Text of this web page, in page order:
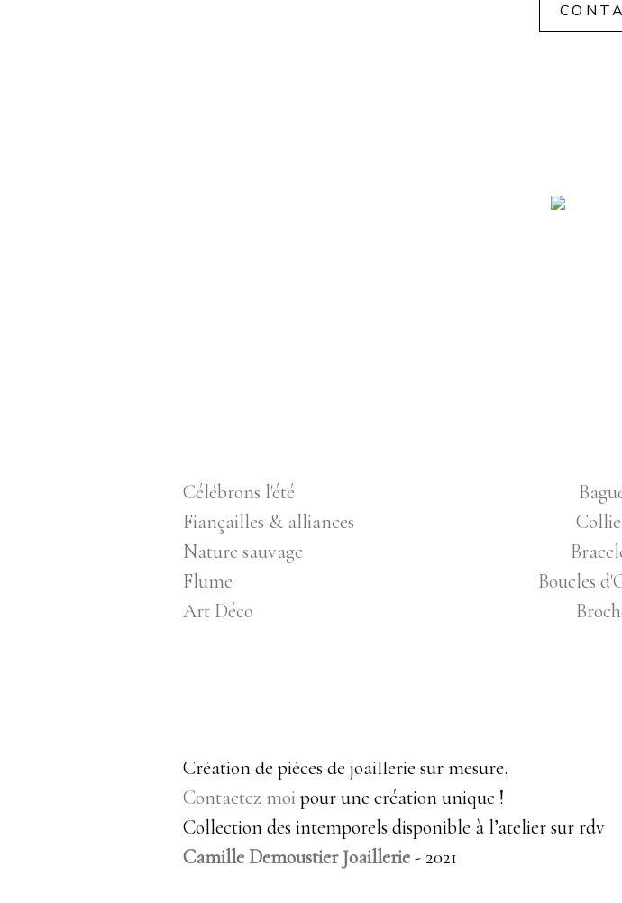
Célébrons l'été
Fiançailles & alliances
Nature sauvage
Flume
Art Déco
Boucles
Création de pièces de joaillerie sur mesure.
Contactez moipour une création unique !
Collection des intemporels disponible à l’atelier sur rdv
Camille Demoustier Joaillerie- 2021